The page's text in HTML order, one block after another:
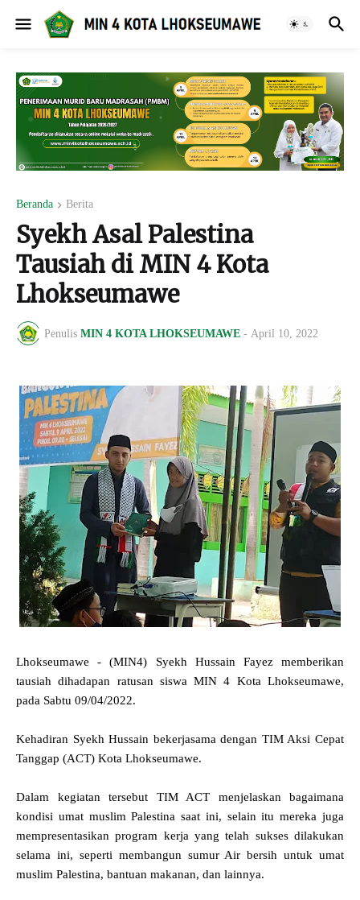
Beranda Berita
Syekh Asal Palestina
Tausiah di MIN 4 Kota
Lhokseumawe
Penulis MIN 4 KOTA LHOKSEUMAWE - April 10, 2022
Lhokseumawe - (MIN4) Syekh Hussain Fayez memberikan
tausiah dihadapan ratusan siswa MIN 4 Kota Lhokseumawe,
pada Sabtu 09/04/2022.
Kehadiran Syekh Hussain bekerjasama dengan TIM Aksi Cepat
Tanggap (ACT) Kota Lhokseumawe.
Dalam kegiatan tersebut TIM ACT menjelaskan bagaimana
kondisi umat muslim Palestina saat ini, selain itu mereka juga
mempresentasikan program kerja yang telah sukses dilakukan
selama ini, seperti membangun sumur Air bersih untuk umat
muslim Palestina, bantuan makanan, dan lainnya.